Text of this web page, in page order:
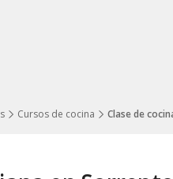
Cursos de cocina Clase de